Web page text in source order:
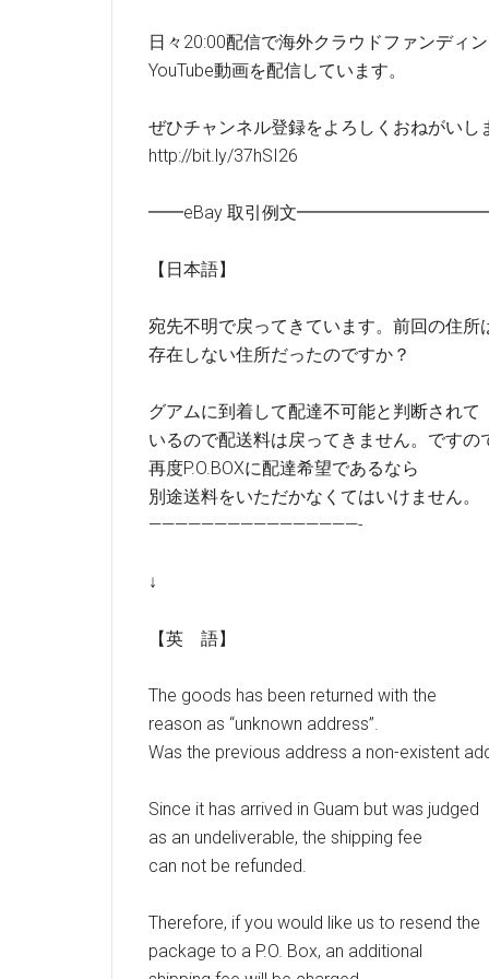
日々20:00配信で海外クラウドファンディ
YouTube動画を配信しています。
ぜひチャンネル登録をよろしくおねがいし
http://bit.ly/37hSI26
━━eBay 取引例文
【日本語】
宛先不明で戻ってきています。前回の住所
存在しない住所だったのですか？
グアムに到着して配達不可能と判断されて
いるので配送料は戻ってきません。ですの
再度P.O.BOXに配達希望であるなら
別途送料をいただかなくてはいけません。
————————————————-
↓
【英 語】
The goods has been returned with the
reason as “unknown address”.
Was the previous address a non-existent
Since it has arrived in Guam but was judged
as an undeliverable, the shipping fee
can not be refunded.
Therefore, if you would like us to resend the
package to a P.O. Box, an additional